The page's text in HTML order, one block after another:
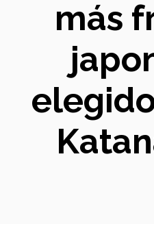
más